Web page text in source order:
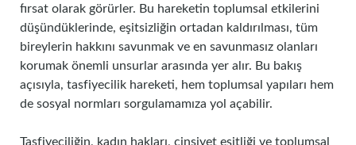
fırsat olarak görürler. Bu hareketin toplumsal etkilerini
düşündüklerinde, eşitsizliğin ortadan kaldırılması, tüm
bireylerin hakkını savunmak ve en savunmasız olanları
korumak önemli unsurlar arasında yer alır. Bu bakış
açısıyla, tasfiyecilik hareketi, hem toplumsal yapıları hem
de sosyal normları sorgulamamıza yol açabilir.
Tasfiyeciliğin, kadın hakları, cinsiyet eşitliği ve toplumsal